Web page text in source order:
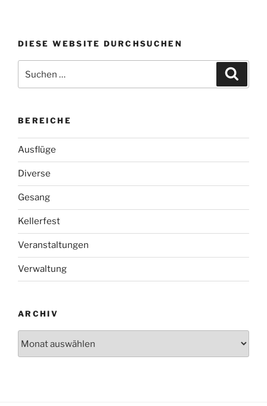
DIESE WEBSITE DURCHSUCHEN
nach:
BEREICHE
Ausflüge
Diverse
Gesang
Kellerfest
Veranstaltungen
Verwaltung
ARCHIV